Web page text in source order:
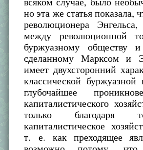
но эта же статья показала,
революционера
между революционной
буржуазному обществу
сделанному Марксом и
имеет двухсторонний
классической
глубочайшее
капиталистического
только благодаря
капиталистическое
т. е. как преходящее